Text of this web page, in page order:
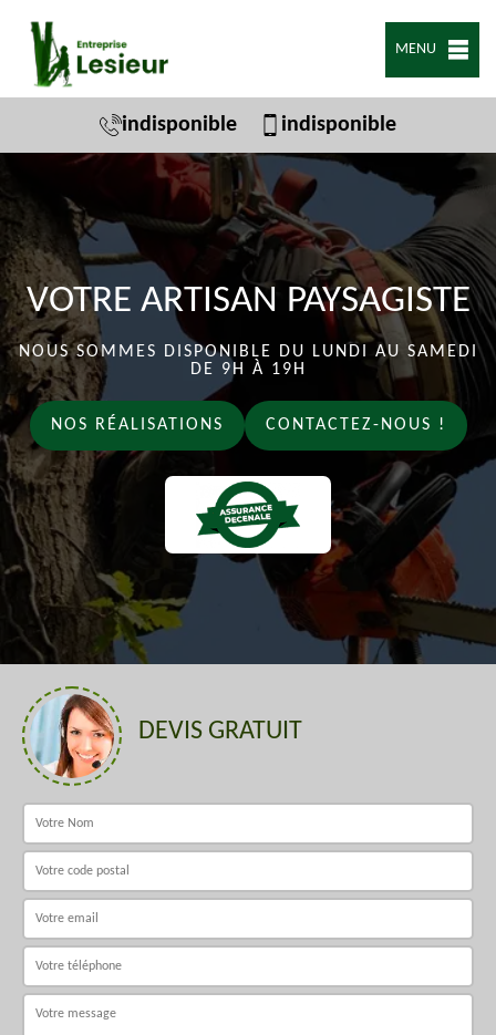
MENU
indisponible indisponible
VOTRE ARTISAN PAYSAGISTE
NOUS SOMMES DISPONIBLE DU LUNDI AU SAMEDI
DE 9H À 19H
NOS RÉALISATIONS CONTACTEZ-NOUS !
DEVIS GRATUIT